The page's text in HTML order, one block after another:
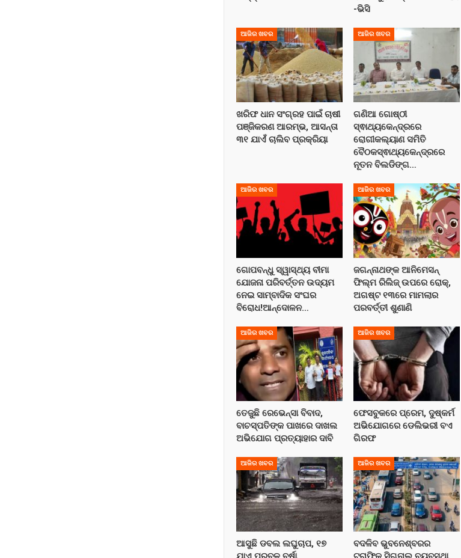
-ଭିସି
ଆଜିର ଖବର
ଖରିଫ ଧାନ ସଂଗ୍ରହ ପାଇଁ ଚାଷୀ
ପଞ୍ଜିକରଣ ଆରମ୍ଭ, ଆସନ୍ତା
୩୧ ଯାଏଁ ଚାଲିବ ପ୍ରକ୍ରିୟା
ଆଜିର ଖବର
ଗଣିଆ ଗୋଷ୍ଠୀ
ସ୍ଵାଥ୍ୟକେନ୍ଦ୍ରରେ
ରୋଗୀକଲ୍ୟାଣ ସମିତି
ବୈଠକସ୍ଵାଥ୍ୟକେନ୍ଦ୍ରରେ
ନୂତନ ବିଲଡିଙ୍ଗ…
ଆଜିର ଖବର
ଗୋପବନ୍ଧୁ ସ୍ୱାସ୍ଥ୍ୟ ବୀମା
ଯୋଜନା ପରିବର୍ତ୍ତନ ଉଦ୍ୟମ
ନେଇ ସାମ୍ବାଦିକ ସଂଘର
ବିରୋଧ!ଆନ୍ଦୋଳନ…
ଆଜିର ଖବର
ଜଗନ୍ନାଥଙ୍କ ଆନିମେସନ୍
ଫିଲ୍ମ ରିଲିଜ୍ ଉପରେ ରୋକ୍,
ଅଗଷ୍ଟ ୧୩ରେ ମାମଲାର
ପରବର୍ତ୍ତୀ ଶୁଣାଣି
ଆଜିର ଖବର
ତେଜୁଛି ରେଭେନ୍ସା ବିବାଦ,
ବାଚସ୍ପତିଙ୍କ ପାଖରେ ଦାଖଲ
ଅଭିଯୋଗ ପ୍ରତ୍ୟାହାର ଦାବି
ଆଜିର ଖବର
ଫେସବୁକରେ ପ୍ରେମ, ଦୁଷ୍କର୍ମ
ଅଭିଯୋଗରେ ଡେଲିଭରୀ ବଏ
ଗିରଫ
ଆଜିର ଖବର
ଆସୁଛି ଡବଲ ଲଘୁଚାପ, ୧୭
ଆଜିର ଖବର
ବଦଳିବ ଭୁବନେଶ୍ବରର